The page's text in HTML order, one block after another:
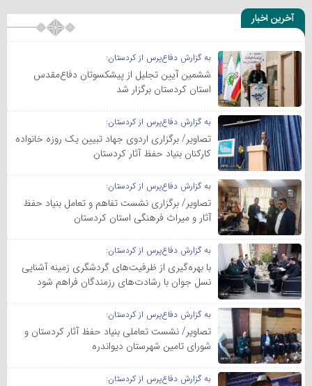
آخرین اخبار
به گزارش دفاع‌پرس از کردستان:
ششمین آیین تجلیل از پیشکسوتان دفاع‌مقدس
استان کردستان برگزار شد
به گزارش دفاع‌پرس از کردستان:
تصاویر/ برگزاری اردوی جهاد تبیین یک روزه خانواده
کارکنان بنیاد حفظ آثار کردستان
به گزارش دفاع‌پرس از کردستان:
تصاویر/ برگزاری نشست تفاهم و تعامل بنیاد حفظ
آثار و میراث فرهنگی استان کردستان
به گزارش دفاع‌پرس از کردستان:
با بهره‌گیری از ظرفیت‌های گردشگری زمینه آشنایی
نسل جوان با رشادت‌های رزمندگان فراهم شود
به گزارش دفاع‌پرس از کردستان:
تصاویر/ نشست تعاملی بنیاد حفظ آثار کردستان و
شورای تامین شهرستان دیواندره
به گزارش دفاع‌پرس از کردستان: